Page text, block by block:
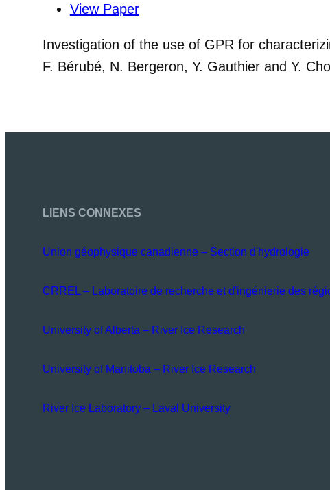
View Paper
Investigation of the use of GPR for
F. Bérubé, N. Bergeron, Y. Gauthier and Y.
LIENS CONNEXES
Union géophysique canadienne – Section d'hydrologie
CRREL – Laboratoire de recherche et d'ingénierie des
University of Alberta – River Ice Research
University of Manitoba – River Ice Research
River Ice Laboratory – Laval University